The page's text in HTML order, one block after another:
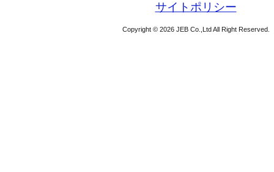
サイトポリシー
Copyright © 2026 JEB Co.,Ltd All Right Reserved.